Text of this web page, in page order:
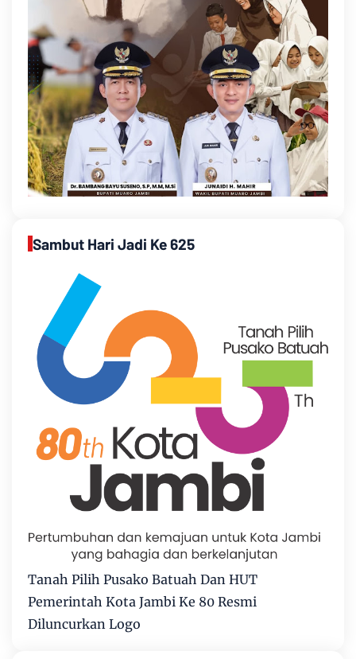
Sambut Hari Jadi Ke 625
Tanah Pilih Pusako Batuah Dan HUT
Pemerintah Kota Jambi Ke 80 Resmi
Diluncurkan Logo